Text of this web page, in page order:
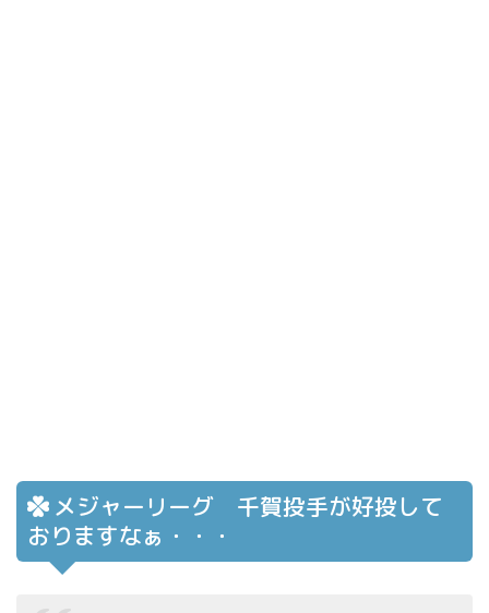
メジャーリーグ 千賀投手が好投して
おりますなぁ・・・